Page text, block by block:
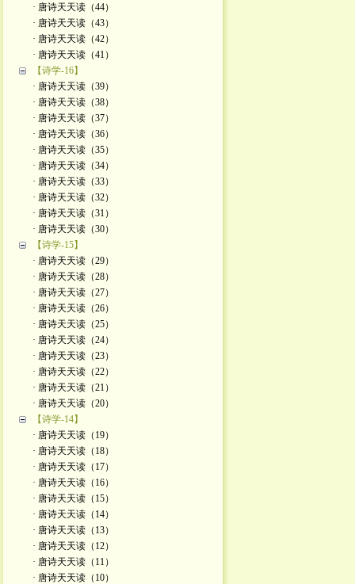
· 唐诗天天读（44）
· 唐诗天天读（43）
· 唐诗天天读（42）
· 唐诗天天读（41）
【诗学-16】
· 唐诗天天读（39）
· 唐诗天天读（38）
· 唐诗天天读（37）
· 唐诗天天读（36）
· 唐诗天天读（35）
· 唐诗天天读（34）
· 唐诗天天读（33）
· 唐诗天天读（32）
· 唐诗天天读（31）
· 唐诗天天读（30）
【诗学-15】
· 唐诗天天读（29）
· 唐诗天天读（28）
· 唐诗天天读（27）
· 唐诗天天读（26）
· 唐诗天天读（25）
· 唐诗天天读（24）
· 唐诗天天读（23）
· 唐诗天天读（22）
· 唐诗天天读（21）
· 唐诗天天读（20）
【诗学-14】
· 唐诗天天读（19）
· 唐诗天天读（18）
· 唐诗天天读（17）
· 唐诗天天读（16）
· 唐诗天天读（15）
· 唐诗天天读（14）
· 唐诗天天读（13）
· 唐诗天天读（12）
· 唐诗天天读（11）
· 唐诗天天读（10）